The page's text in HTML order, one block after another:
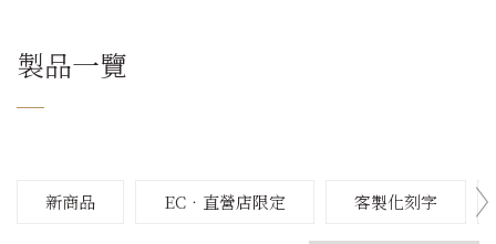
製品一覽
新商品 EC‧直營店限定 客製化刻字